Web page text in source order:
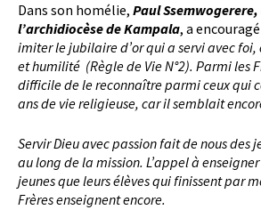
Dans son homélie, Paul
l’archidiocèse de Kampala, a
imiter le jubilaire d’or qui a servi avec
et humilité (Règle de Vie N°2). Parmi les
difficile de le reconnaître parmi ceux qui
ans de vie religieuse, car il semblait
Servir Dieu avec passion fait de nous des
au long de la mission. L’appel à
jeunes que leurs élèves qui finissent par
Frères enseignent encore.